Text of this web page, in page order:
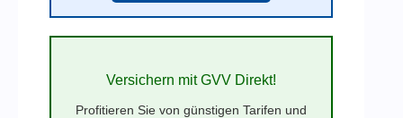
Versichern mit GVV Direkt!
Profitieren Sie von günstigen Tarifen und